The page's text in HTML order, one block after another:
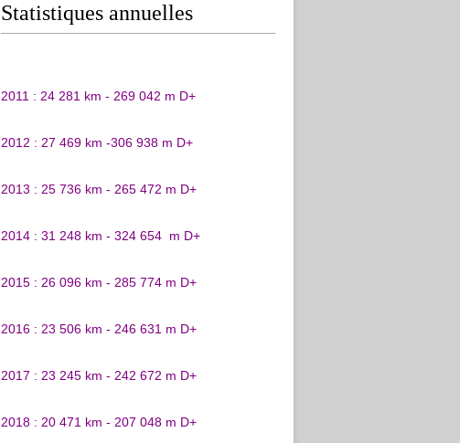
Statistiques annuelles
2011 : 24 281 km - 269 042 m D+
2012 : 27 469 km -306 938 m D+
2013 : 25 736 km - 265 472 m D+
2014 : 31 248 km - 324 654 m D+
2015 : 26 096 km - 285 774 m D+
2016 : 23 506 km - 246 631 m D+
2017 : 23 245 km - 242 672 m D+
2018 : 20 471 km - 207 048 m D+